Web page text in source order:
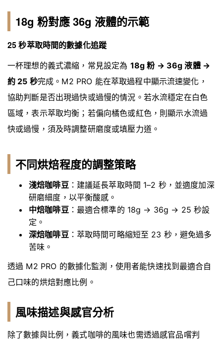
18g 粉對應 36g 液體的示範
25 秒萃取時間的數據化追蹤
一杯理想的義式濃縮，常見設定為 18g 粉 → 36g 液體 →
約 25 秒完成。M2 PRO 能在萃取過程中顯示流速變化，
協助判斷是否出現過快或過慢的情況。若水流穩定在白色
區域，表示萃取均衡；若偏向橘色或紅色，則顯示水流過
快或過慢，須及時調整研磨度或填壓力道。
不同烘焙程度的調整策略
淺焙咖啡豆：建議延長萃取時間 1–2 秒，並適度加深
研磨細度，以平衡酸感。
中焙咖啡豆：最適合標準的 18g → 36g → 25 秒設
定。
深焙咖啡豆：萃取時間可略縮短至 23 秒，避免過多
苦味。
透過 M2 PRO 的數據化監測，使用者能快速找到最適合自
己口味的烘焙對應比例。
風味描述與感官分析
除了數據與比例，義式咖啡的風味也需透過感官品嚐判